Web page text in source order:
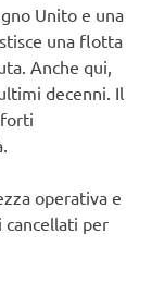
Unito e una
una flotta
Anche qui,
decenni. Il
operativa e
cancellati per